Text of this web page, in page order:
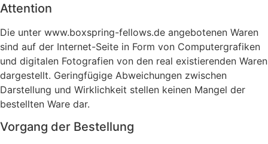
Attention
Die unter www.boxspring-fellows.de angebotenen Waren
sind auf der Internet-Seite in Form von Computergrafiken
und digitalen Fotografien von den real existierenden Waren
dargestellt. Geringfügige Abweichungen zwischen
Darstellung und Wirklichkeit stellen keinen Mangel der
bestellten Ware dar.
Vorgang der Bestellung